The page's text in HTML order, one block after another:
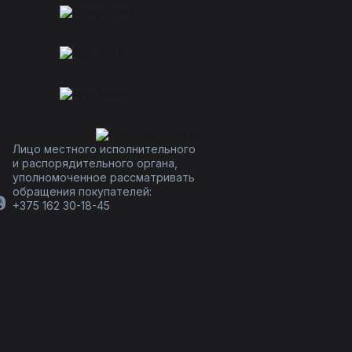
Лицо местного исполнительного
и распорядительного органа,
уполномоченное рассматривать
обращения покупателей:
+375 162 30-18-45